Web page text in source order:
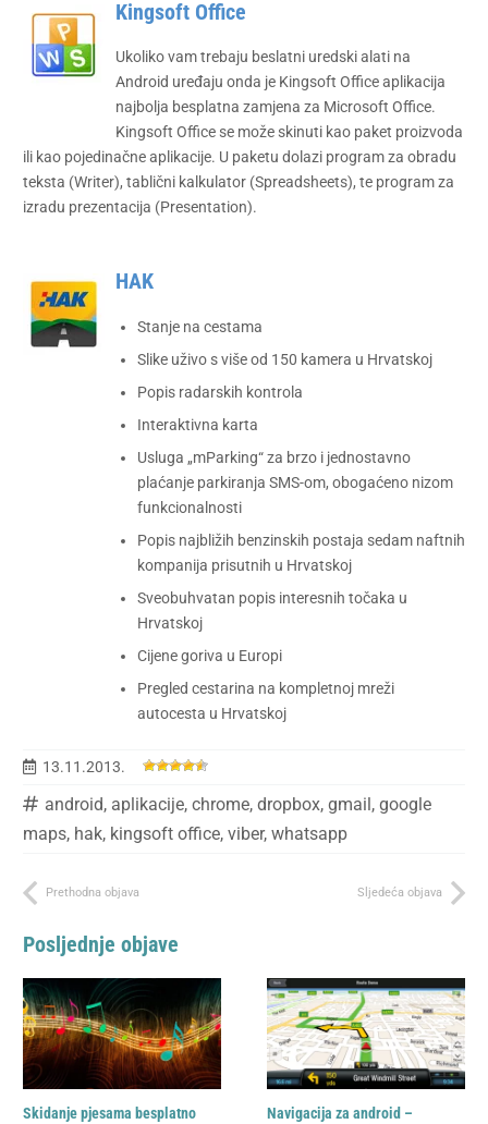
Kingsoft Office
Ukoliko vam trebaju beslatni uredski alati na
Android uređaju onda je Kingsoft Office aplikacija
najbolja besplatna zamjena za Microsoft Office.
Kingsoft Office se može skinuti kao paket proizvoda
ili kao pojedinačne aplikacije. U paketu dolazi program za obradu
teksta (Writer), tablični kalkulator (Spreadsheets), te program za
izradu prezentacija (Presentation).
HAK
Stanje na cestama
Slike uživo s više od 150 kamera u Hrvatskoj
Popis radarskih kontrola
Interaktivna karta
Usluga „mParking“ za brzo i jednostavno
plaćanje parkiranja SMS-om, obogaćeno nizom
funkcionalnosti
Popis najbližih benzinskih postaja sedam naftnih
kompanija prisutnih u Hrvatskoj
Sveobuhvatan popis interesnih točaka u
Hrvatskoj
Cijene goriva u Europi
Pregled cestarina na kompletnoj mreži
autocesta u Hrvatskoj
13.11.2013.
android, aplikacije,chrome,dropbox,gmail ,google
maps, hak, kingsoft office, viber, whatsapp
Prethodna objava Sljedeća objava
Posljednje objave
Skidanje pjesama besplatno
Navigacija za android –